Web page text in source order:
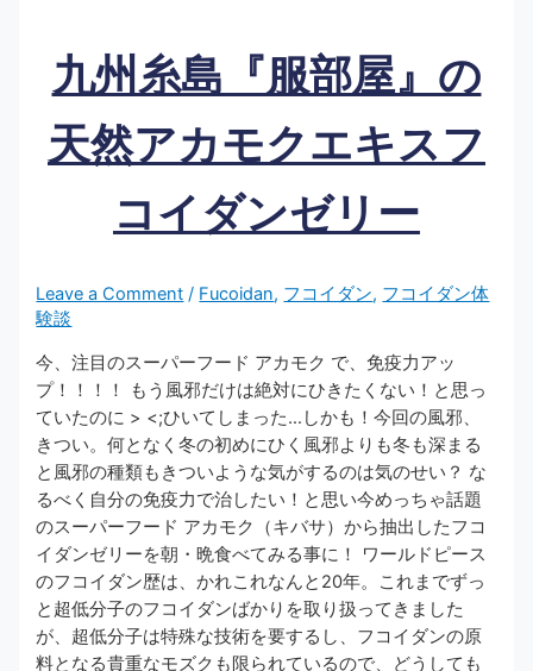
九州糸島『服部屋』の
天然アカモクエキスフ
コイダンゼリー
Leave a Comment / Fucoidan, フコイダン, フコイダン体
験談
​​​今、注目のスーパーフード アカモク で、免疫力アッ
プ！！！！​ ​​​​​​​​​​​​​​もう風邪だけは絶対にひきたくない！と思っ
ていたのに > <;ひいてしまった…しかも！今回の風邪、
きつい。何となく冬の初めにひく風邪よりも冬も深まる
と風邪の種類もきついような気がするのは気のせい？ な
るべく​​​​​自分の免疫力で治したい！​​​​​と思い今めっちゃ話題
の​スーパーフード アカモク（キバサ）​から抽出したフコ
イダンゼリーを朝・晩食べてみる事に！ ​ワールドピース
のフコイダン歴は、かれこれなんと20年。​これまでずっ
と超低分子のフコイダンばかりを取り扱ってきました
が、超低分子は特殊な技術を要するし、フコイダンの原
料となる貴重なモズクも限られているので、どうしても